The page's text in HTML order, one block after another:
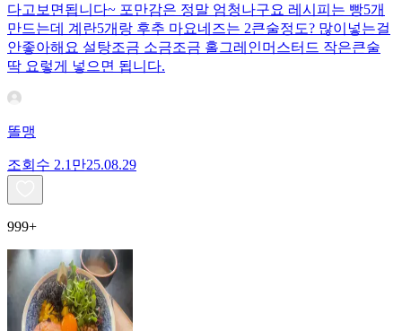
다고보면됩니다~ 포만감은 정말 엄청나구요 레시피는 빵5개
만드는데 계란5개랑 후추 마요네즈는 2큰술정도? 많이넣는걸
안좋아해요 설탕조금 소금조금 홀그레인머스터드 작은큰술
딱 요렇게 넣으면 됩니다.
똘맹
조회수 2.1만25.08.29
999+